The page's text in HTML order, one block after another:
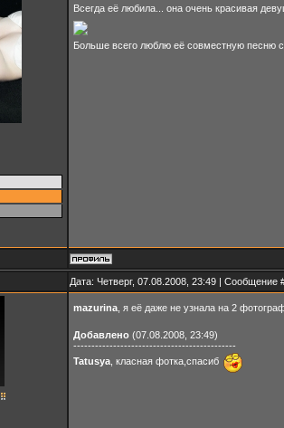
Всегда её любила... она очень красивая
Больше всего люблю её совместную песню
Дата: Четверг, 07.08.2008, 23:49 | Сообщение
mazurina, я её даже не узнала на 2
Добавлено(07.08.2008, 23:49)
---------------------------------------------
Tatusya, класная фотка,спасиб